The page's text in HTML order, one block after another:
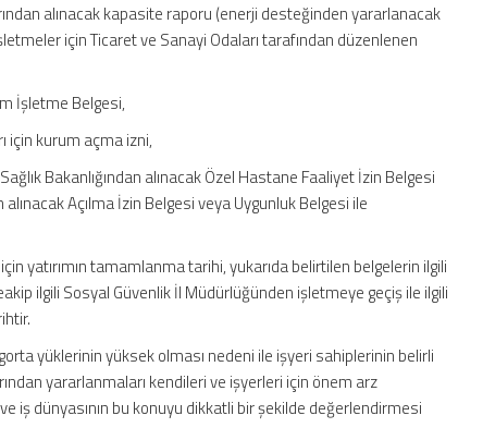
alınacak kapasite raporu (enerji desteğinden yararlanacak
için Ticaret ve Sanayi Odaları tarafından düzenlenen
İşletme Belgesi,
için kurum açma izni,
Bakanlığından alınacak Özel Hastane Faaliyet İzin Belgesi
Açılma İzin Belgesi veya Uygunluk Belgesi ile
yatırımın tamamlanma tarihi, yukarıda belirtilen belgelerin ilgili
ilgili Sosyal Güvenlik İl Müdürlüğünden işletmeye geçiş ile ilgili
yüklerinin yüksek olması nedeni ile işyeri sahiplerinin belirli
yararlanmaları kendileri ve işyerleri için önem arz
iş dünyasının bu konuyu dikkatli bir şekilde değerlendirmesi